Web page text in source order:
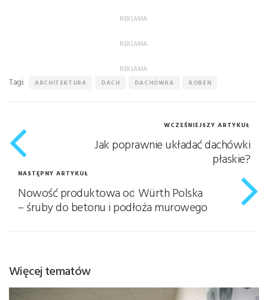
REKLAMA:
REKLAMA:
REKLAMA:
Tagi: ARCHITEKTURA DACH DACHÓWKA ROBEN
WCZEŚNIEJSZY ARTYKUŁ
Jak poprawnie układać dachówki
płaskie?
NASTĘPNY ARTYKUŁ
Nowość produktowa od Würth Polska
– śruby do betonu i podłoża murowego
Więcej tematów